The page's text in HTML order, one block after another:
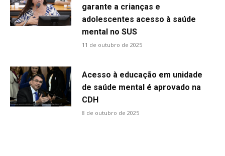
garante a crianças e
adolescentes acesso à saúde
mental no SUS
11 de outubro de 2025
Acesso à educação em unidade
de saúde mental é aprovado na
CDH
8 de outubro de 2025